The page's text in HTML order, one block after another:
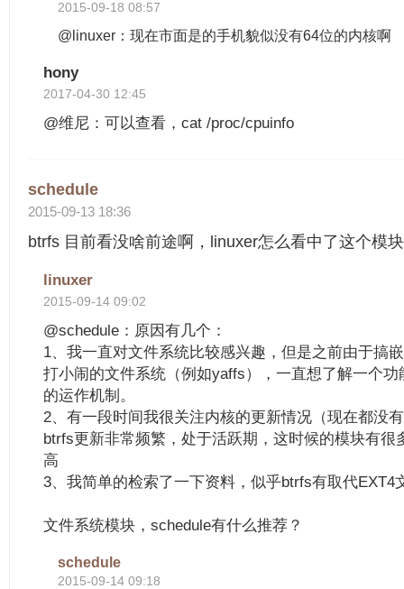
2015-09-18 08:57
@linuxer：现在市面是的手机貌似没有64位的内核啊
hony
2017-04-30 12:45
@维尼：可以查看，cat /proc/cpuinfo
schedule
2015-09-13 18:36
btrfs 目前看没啥前途啊，linuxer怎么看中了这个模块
linuxer
2015-09-14 09:02
@schedule：原因有几个：
1、我一直对文件系统比较感兴趣，但是之前由于搞
打小闹的文件系统（例如yaffs），一直想了解一个
的运作机制。
2、有一段时间我很关注内核的更新情况（现在都没
btrfs更新非常频繁，处于活跃期，这时候的模块有很
高
3、我简单的检索了一下资料，似乎btrfs有取代EXT4
文件系统模块，schedule有什么推荐？
schedule
2015-09-14 09:18